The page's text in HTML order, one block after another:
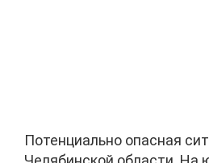
Потенциально опасная